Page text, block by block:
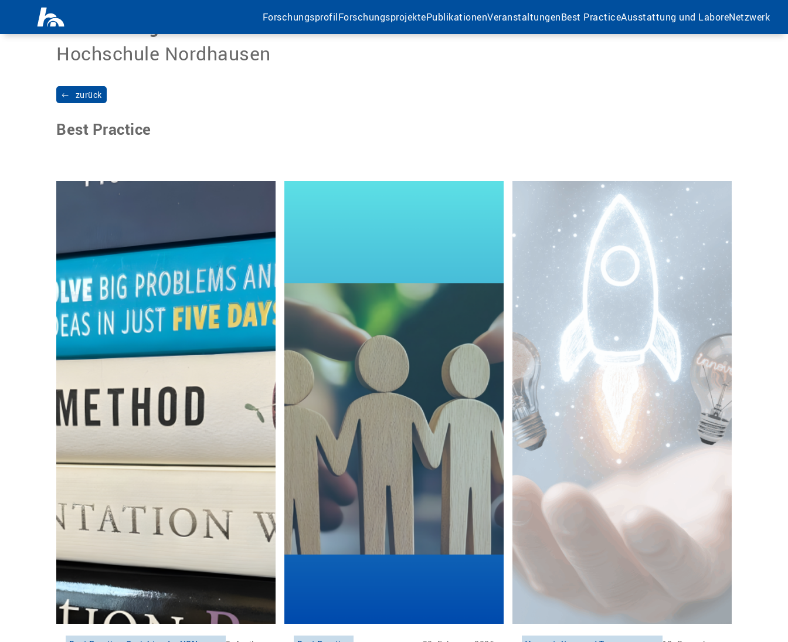
Menü überspringen
ForschungsprofilForschungsprojektePublikationenVeranstaltungenBest PracticeAusstattung und LaboreNetzwerk
Science Blog
Hochschule Nordhausen
zurück
Best Practice